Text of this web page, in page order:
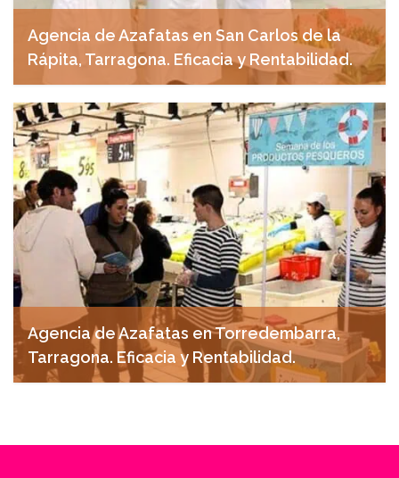
Agencia de Azafatas en San Carlos de la
Rápita, Tarragona. Eficacia y Rentabilidad.
abril 23, 2025
Agencia de Azafatas en Torredembarra,
Tarragona. Eficacia y Rentabilidad.